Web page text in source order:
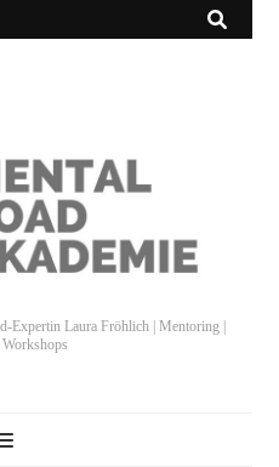
Expertin Laura Fröhlich | Mentoring |
Workshops